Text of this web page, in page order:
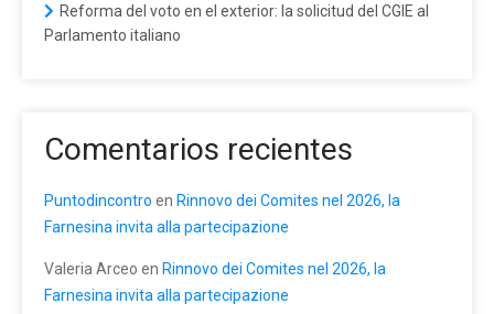
Reforma del voto en el exterior: la solicitud del CGIE al
Parlamento italiano
Comentarios recientes
Puntodincontro en Rinnovo dei Comites nel 2026, la
Farnesina invita alla partecipazione
Valeria Arceo en Rinnovo dei Comites nel 2026, la
Farnesina invita alla partecipazione